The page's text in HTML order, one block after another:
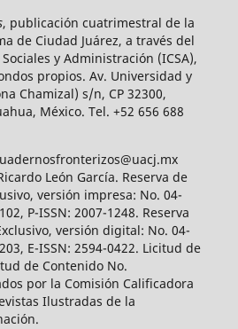
, publicación cuatrimestral de la
de Ciudad Juárez, a través del
y Administración (ICSA),
propios. Av. Universidad y
Chamizal) s/n, CP 32300,
México. Tel. +52 656 688
León García. Reserva de
versión impresa: No. 04-
P-ISSN: 2007-1248. Reserva
versión digital: No. 04-
E-ISSN: 2594-0422. Licitud de
de Contenido No.
por la Comisión Calificadora
Ilustradas de la